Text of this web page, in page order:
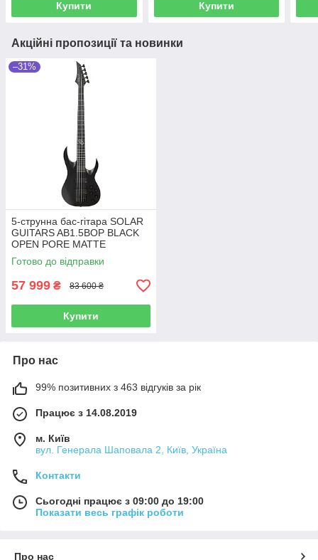
Купити Купити
Акційні пропозиції та новинки
–31%
5-струнна бас-гітара SOLAR
GUITARS AB1.5BOP BLACK
OPEN PORE MATTE
Готово до відправки
57 999 ₴ 83 600 ₴
Купити
Про нас
99% позитивних з 463 відгуків за рік
Працює з 14.08.2019
м. Київ
вул. Генерала Шаповала 2, Київ, Україна
Контакти
Сьогодні працює з 09:00 до 19:00
Показати весь графік роботи
Про нас